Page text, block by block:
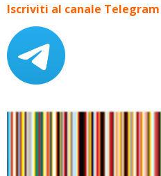
Iscriviti al canale Telegram